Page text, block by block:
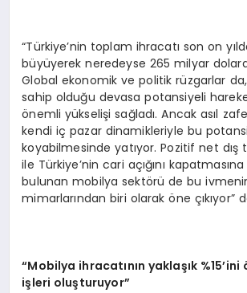
“Türkiye’nin toplam ihracatı son on
büyüyerek neredeyse 265 milyar
Global ekonomik ve politik rüzgarlar
sahip olduğu devasa potansiyeli
önemli yükselişi sağladı. Ancak asıl
kendi iç pazar dinamikleriyle bu
koyabilmesinde yatıyor. Pozitif net dış
ile Türkiye’nin cari açığını kapatmasına
bulunan mobilya sektörü de bu
mimarlarından biri olarak öne çıkıyor”
“Mobilya ihracatının yaklaşık
işleri oluşturuyor”